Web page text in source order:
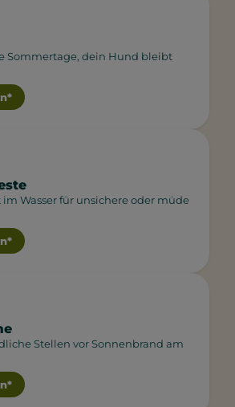
Sommertage, dein Hund bleibt
Wasser für unsichere oder müde
Stellen vor Sonnenbrand am